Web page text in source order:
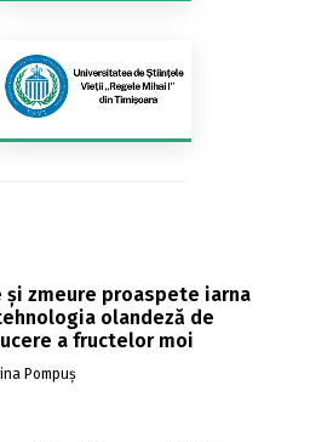
și zmeure proaspete iarna
olandeză de
a fructelor moi
Pompuș